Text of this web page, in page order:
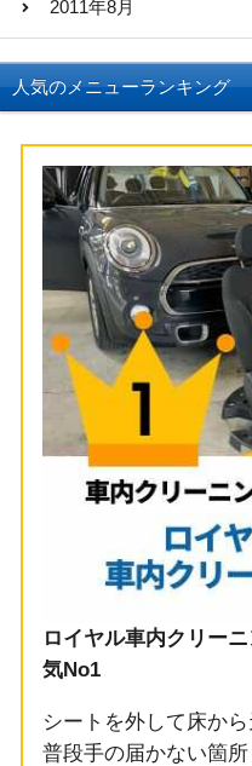
2011年8月
人気のメニューランキング
ロイヤル車内クリー
気No1
シートを外して床か
普段手の届かない箇所